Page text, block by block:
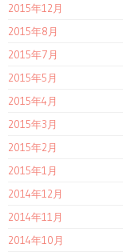
2015年12月
2015年8月
2015年7月
2015年5月
2015年4月
2015年3月
2015年2月
2015年1月
2014年12月
2014年11月
2014年10月